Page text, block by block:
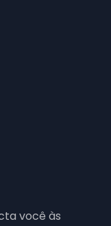
você às